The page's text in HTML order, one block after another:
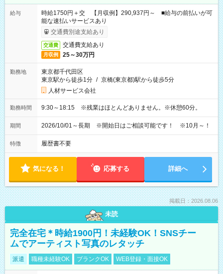
給与
時給1750円＋交 【月収例】290,937円～ ■給与の前払いが可
能な速払いサービスあり
交通費別途支給あり
交通費 交通費支給あり
月収例 25～30万円
勤務地
東京都千代田区
東京駅から徒歩1分 / 京橋(東京都)駅から徒歩5分
人材サービス会社
勤務時間 9:30～18:15 ※残業はほとんどありません。※休憩60分。
期間 2026/10/01～長期 ※開始日はご相談可能です！ ※10月～！
特徴 履歴書不要
気になる！ 応募する 詳細へ
掲載日：2026.08.06
未読
完全在宅＊時給1900円！未経験OK！SNSチー
ムでアーティスト写真のレタッチ
派遣 職種未経験OK ブランクOK WEB登録・面接OK